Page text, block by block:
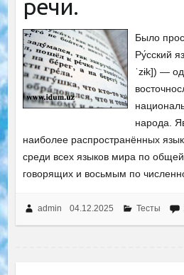
речи.
Было
Ру́сский
ˈzɨk]) —
народа.
наиболее распространённых
среди всех языков мира по
говорящих и восьмым по
admin 04.12.2025 Тесты